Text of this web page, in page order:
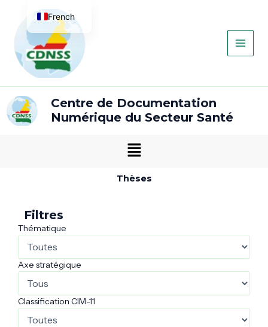
contenu
Centre de Documentation
Numérique du Secteur Santé
Menu
Thèses
Filtres
Thématique
Axe stratégique
Classification CIM-11
French
English